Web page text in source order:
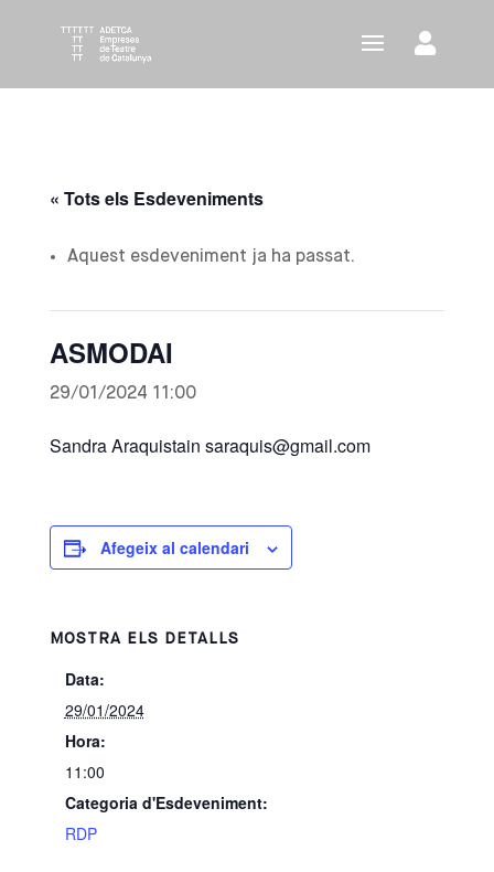
« Tots els Esdeveniments
Aquest esdeveniment ja ha passat.
ASMODAI
29/01/2024 11:00
Sandra Araquistain saraquis@gmail.com
Afegeix al calendari
MOSTRA ELS DETALLS
Data:
29/01/2024
Hora:
11:00
Categoria d'Esdeveniment:
RDP